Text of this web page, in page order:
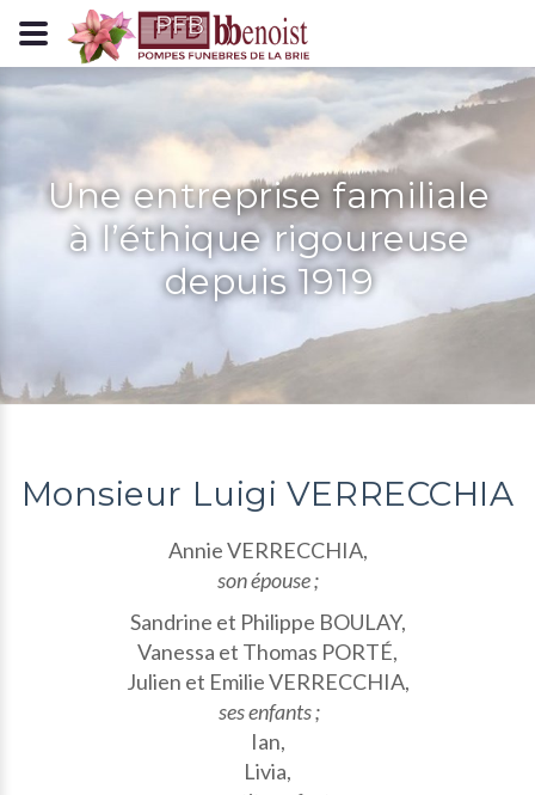
Panneau de gestion des cookies
Une entreprise familiale
à l’éthique rigoureuse
depuis 1919
Monsieur Luigi VERRECCHIA
Annie VERRECCHIA,
son épouse ;
Sandrine et Philippe BOULAY,
Vanessa et Thomas PORTÉ,
Julien et Emilie VERRECCHIA,
ses enfants ;
Ian,
Livia,